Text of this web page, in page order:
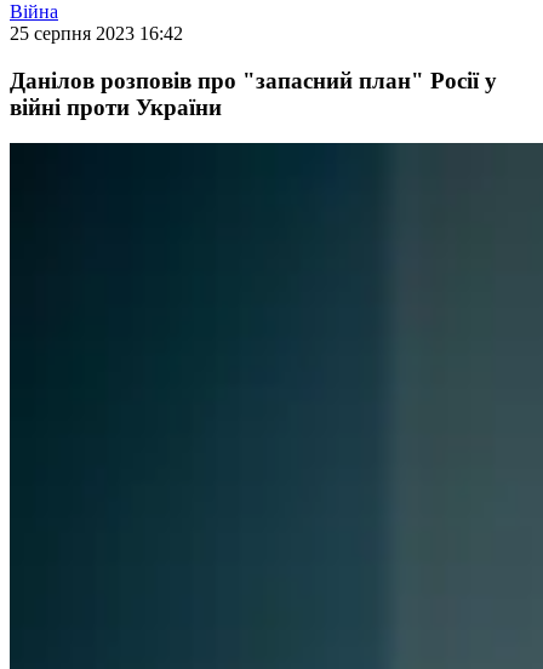
Війна
25 серпня 2023 16:42
Данілов розповів про "запасний план" Росії у
війні проти України